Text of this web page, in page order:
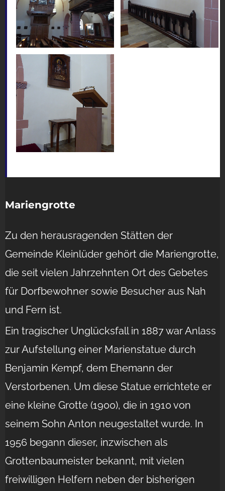
Mariengrotte
Zu den herausragenden Stätten der
Gemeinde Kleinlüder gehört die Mariengrotte,
die seit vielen Jahrzehnten Ort des Gebetes
für Dorfbewohner sowie Besucher aus Nah
und Fern ist.
Ein tragischer Unglücksfall in 1887 war Anlass
zur Aufstellung einer Marienstatue durch
Benjamin Kempf, dem Ehemann der
Verstorbenen. Um diese Statue errichtete er
eine kleine Grotte (1900), die in 1910 von
seinem Sohn Anton neugestaltet wurde. In
1956 begann dieser, inzwischen als
Grottenbaumeister bekannt, mit vielen
freiwilligen Helfern neben der bisherigen